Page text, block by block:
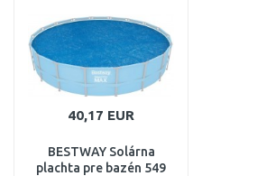
40,17 EUR
BESTWAY Solárna
plachta pre bazén 549